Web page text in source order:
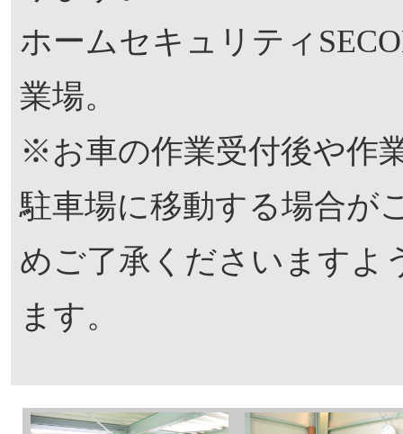
ホームセキュリティ
業場。
※お車の作業受付後や作
駐車場に移動する場合が
めご了承くださいますよ
ます。